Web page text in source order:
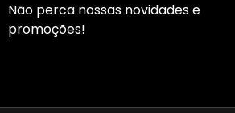
Não perca nossas novidades e
promoções!